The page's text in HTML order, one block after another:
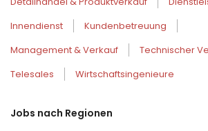
Innendienst
Kundenbetreuung
Management & Verkauf
Technischer
Telesales
Wirtschaftsingenieure
Jobs nach Regionen